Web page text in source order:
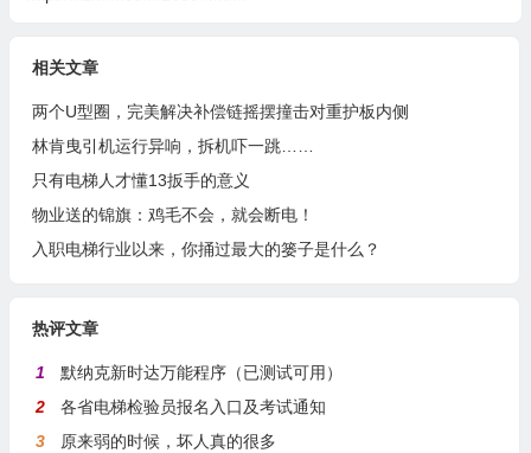
相关文章
两个U型圈，完美解决补偿链摇摆撞击对重护板内侧
林肯曳引机运行异响，拆机吓一跳……
只有电梯人才懂13扳手的意义
物业送的锦旗：鸡毛不会，就会断电！
入职电梯行业以来，你捅过最大的篓子是什么？
热评文章
1
默纳克新时达万能程序（已测试可用）
2
各省电梯检验员报名入口及考试通知
3
原来弱的时候，坏人真的很多